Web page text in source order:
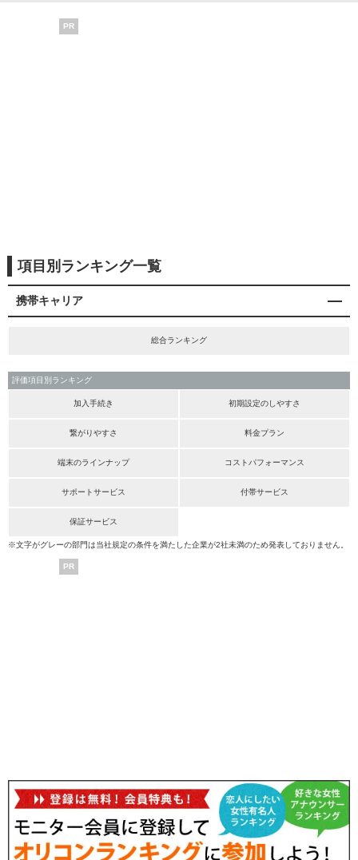
PR
項目別ランキング一覧
携帯キャリア
総合ランキング
評価項目別ランキング
加入手続き 初期設定のしやすさ
繋がりやすさ 料金プラン
端末のラインナップ コストパフォーマンス
サポートサービス 付帯サービス
保証サービス
※文字がグレーの部門は当社規定の条件を満たした企業が2社未満のため発表しておりません。
PR